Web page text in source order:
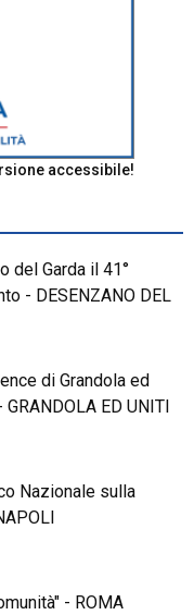
accessibile!
del Garda il 41°
- DESENZANO DEL
di Grandola ed
ED UNITI
Nazionale sulla
- ROMA